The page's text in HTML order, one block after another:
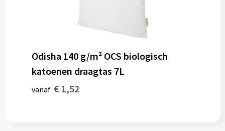
Odisha 140 g/m² OCS biologisch
katoenen draagtas 7L
vanaf € 1,52